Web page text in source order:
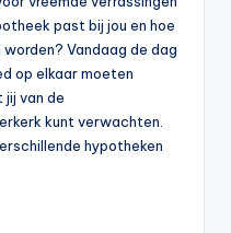
past bij jou en hoe
Vandaag de dag
op elkaar moeten
van de
kunt verwachten.
hypotheken